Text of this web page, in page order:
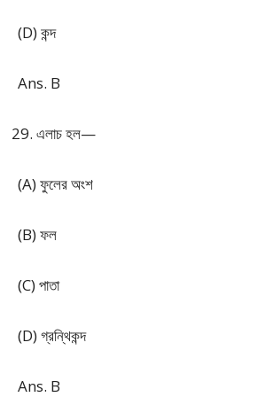
(D) কন্দ
Ans. B
এলাচ হল—
(A) ফুলের অংশ
(B) ফল
(C) পাতা
(D) গ্রন্থিকন্দ
Ans. B